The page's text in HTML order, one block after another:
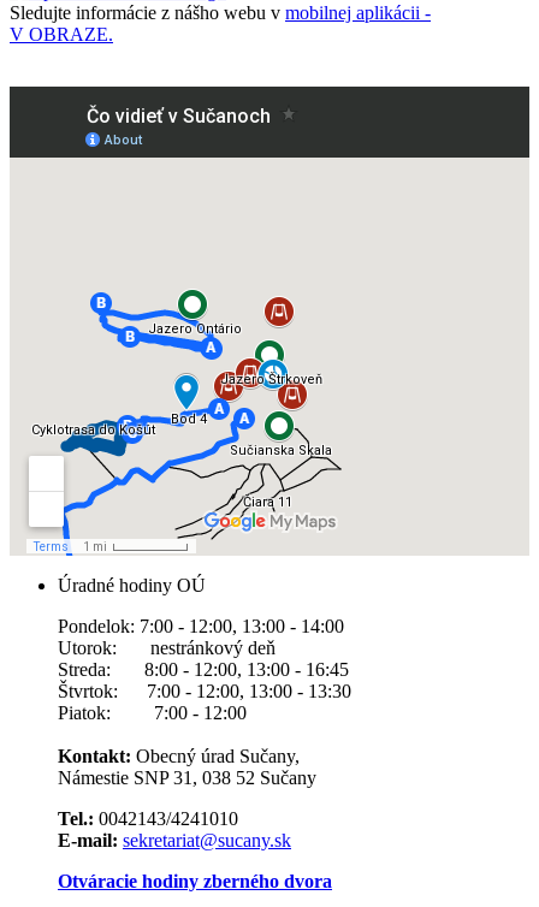
Sledujte informácie z nášho webu v mobilnej aplikácii -
V OBRAZE.
Úradné hodiny OÚ
Pondelok: 7:00 - 12:00, 13:00 - 14:00
Utorok: nestránkový deň
Streda: 8:00 - 12:00, 13:00 - 16:45
Štvrtok: 7:00 - 12:00, 13:00 - 13:30
Piatok: 7:00 - 12:00
Kontakt: Obecný úrad Sučany,
Námestie SNP 31, 038 52 Sučany
Tel.: 0042143/4241010
E-mail: sekretariat@sucany.sk
Otváracie hodiny zberného dvora